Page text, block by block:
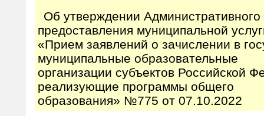
Об утверждении Административного
предоставления муниципальной
«Прием заявлений о зачислении в
муниципальные образовательные
организации субъектов Российской
реализующие программы общего
образования» №775 от 07.10.2022